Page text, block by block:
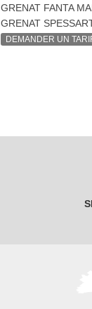
GRENAT FANTA
GRENAT
DEMANDER UN